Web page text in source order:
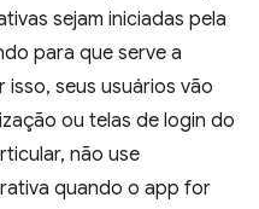
sejam iniciadas pela
para que serve a
seus usuários vão
ou telas de login do
não use
quando o app for